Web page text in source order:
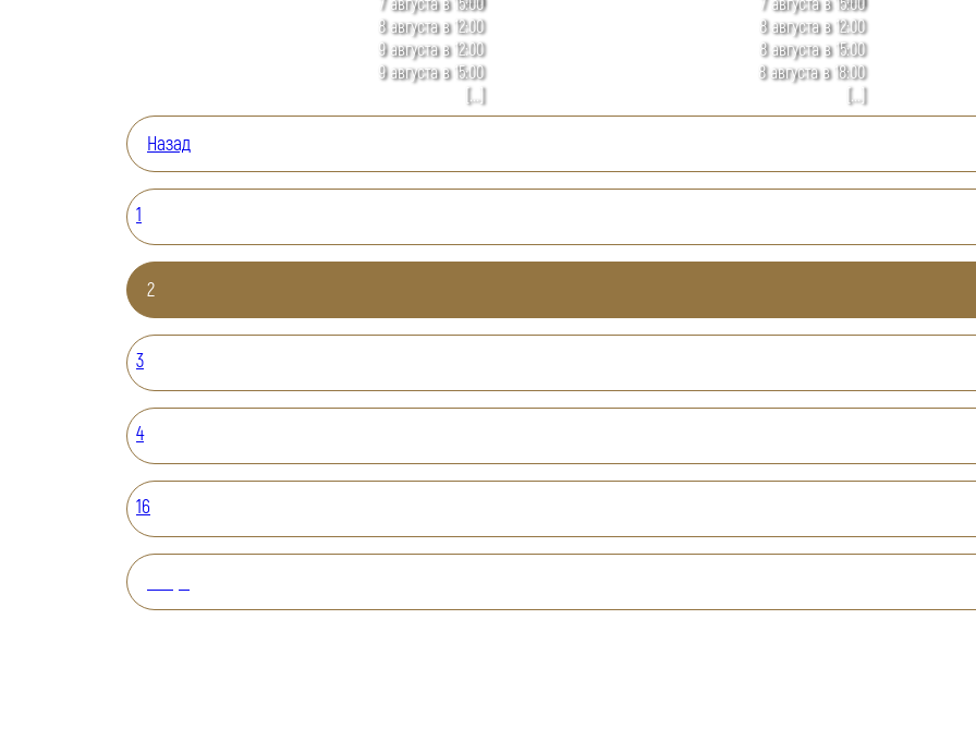
8 августа в 12:00
9 августа в 12:00
9 августа в 15:00
[...]
8 августа в 12:00
8 августа в 15:00
8 августа в 18:00
[...]
Назад
1
2
3
4
16